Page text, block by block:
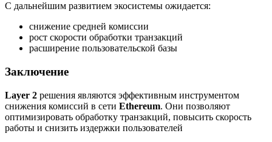
С дальнейшим развитием экосистемы ожидается:
снижение средней комиссии
рост скорости обработки транзакций
расширение пользовательской базы
Заключение
Layer 2 решения являются эффективным инструментом
снижения комиссий в сети Ethereum. Они позволяют
оптимизировать обработку транзакций, повысить скорость
работы и снизить издержки пользователей